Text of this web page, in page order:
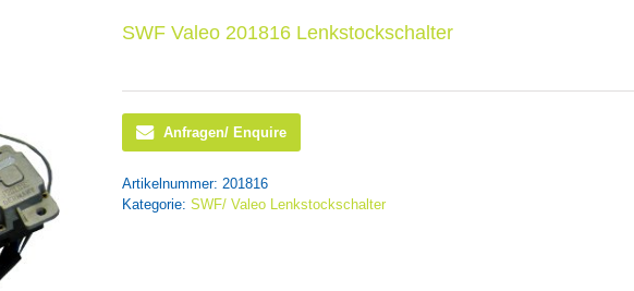
SWF Valeo 201816 Lenkstockschalter
Anfragen/ Enquire
Artikelnummer: 201816
Kategorie: SWF/ Valeo Lenkstockschalter